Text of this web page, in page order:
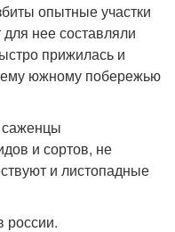
опытные участки
нее составляли
прижилась и
южному побережью
саженцы
и сортов, не
и листопадные